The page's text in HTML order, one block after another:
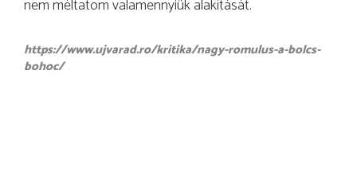
nem méltatom valamennyiük alakítását.
https://www.ujvarad.ro/kritika/nagy-romulus-a-bolcs-
bohoc/